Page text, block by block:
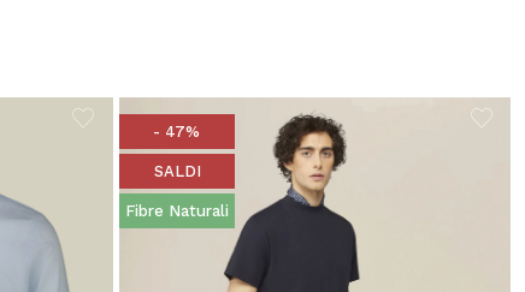
- 47%
SALDI
Fibre Naturali